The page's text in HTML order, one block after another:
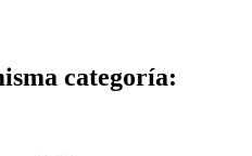
categoría: